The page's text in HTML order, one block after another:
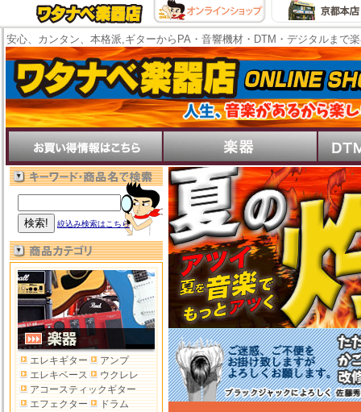
安心、カンタン、本格派,ギターからPA・音響機材・DTM・デジタルまで
絞込み検索はこちら
エレキギター
アンプ
エレキベース
ウクレレ
アコースティックギター
エフェクター
ドラム